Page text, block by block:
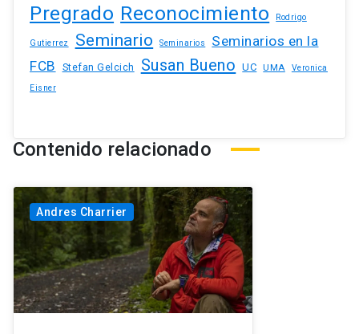
Pregrado Reconocimiento Rodrigo
Gutierrez Seminario Seminarios
Seminarios en la
FCB
Stefan Gelcich Susan Bueno UC UMA
Veronica
Eisner
Contenido relacionado
Andres Charrier